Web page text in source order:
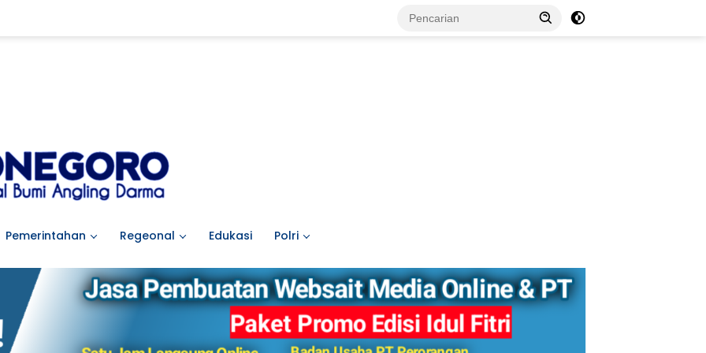
Pemerintahan Regeonal Edukasi Polri